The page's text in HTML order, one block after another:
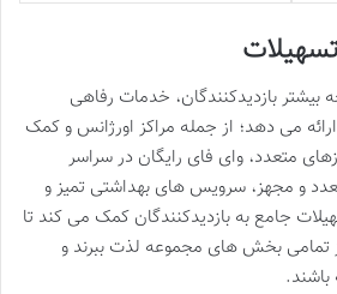
بیشتر بازدیدکنندگان، خدمات رفاهی
می دهد؛ از جمله مراکز اورژانس و کمک
متعدد، وای فای رایگان در سراسر
و مجهز، سرویس های بهداشتی تمیز و
جامع به بازدیدکنندگان کمک می کند تا
تمامی بخش های مجموعه لذت ببرند و